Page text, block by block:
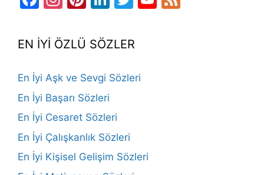
EN İYİ ÖZLÜ SÖZLER
En İyi Aşk ve Sevgi Sözleri
En İyi Başarı Sözleri
En İyi Cesaret Sözleri
En İyi Çalışkanlık Sözleri
En İyi Kişisel Gelişim Sözleri